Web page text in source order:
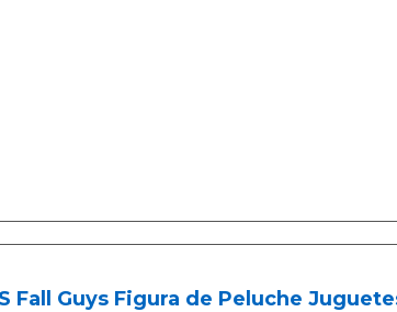
Fall Guys Figura de Peluche